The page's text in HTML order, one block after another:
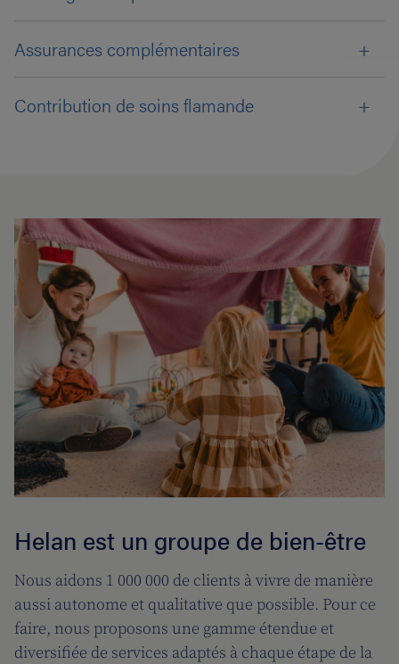
Assurances complémentaires
Contribution de soins flamande
Helan est un groupe de bien-être
Nous aidons 1 000 000 de clients à vivre de manière
aussi autonome et qualitative que possible. Pour ce
faire, nous proposons une gamme étendue et
diversifiée de services adaptés à chaque étape de la